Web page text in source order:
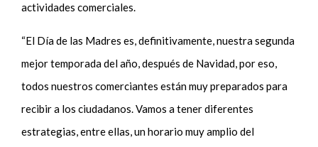
actividades comerciales.
“El Día de las Madres es, definitivamente, nuestra segunda
mejor temporada del año, después de Navidad, por eso,
todos nuestros comerciantes están muy preparados para
recibir a los ciudadanos. Vamos a tener diferentes
estrategias, entre ellas, un horario muy amplio del